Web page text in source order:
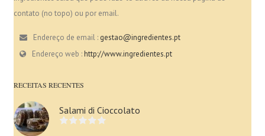
contato (no topo) ou por email.
Endereço de email : gestao@ingredientes.pt
Endereço web :http://www.ingredientes.pt
RECEITAS RECENTES
Salami di Cioccolato